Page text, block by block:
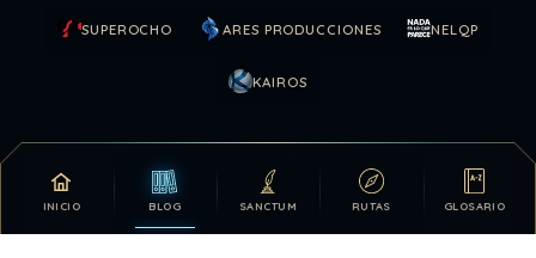
INICIO BLOG SANCTUM RUTAS GLOSARIO
SUPEROCHO ARES PRODUCCIONES NELQP
KAIROS
Tu apoyo hace posible que DDLA siga creciendo.